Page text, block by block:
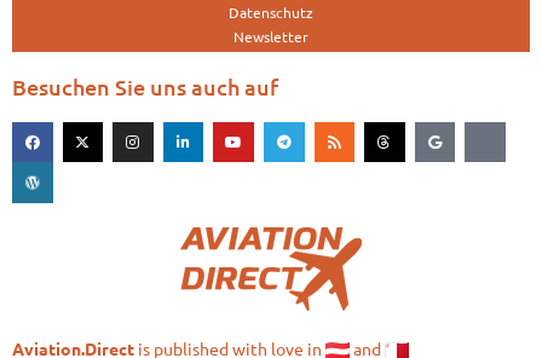
Datenschutz
Newsletter
Besuchen Sie uns auch auf
Aviation.Direct is published with love in and